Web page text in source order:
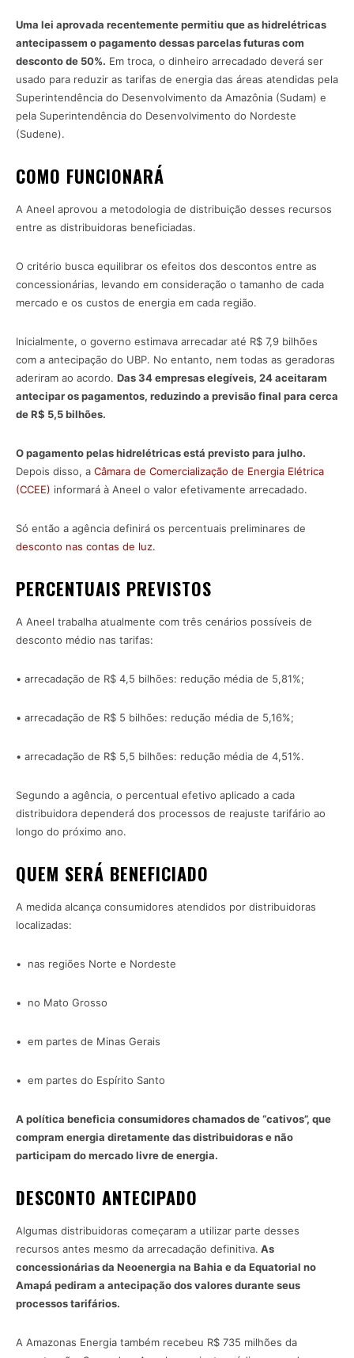
Uma lei aprovada recentemente permitiu que as hidrelétricas
antecipassem o pagamento dessas parcelas futuras com
desconto de 50%. Em troca, o dinheiro arrecadado deverá ser
usado para reduzir as tarifas de energia das áreas atendidas pela
Superintendência do Desenvolvimento da Amazônia (Sudam) e
pela Superintendência do Desenvolvimento do Nordeste
(Sudene).
COMO FUNCIONARÁ
A Aneel aprovou a metodologia de distribuição desses recursos
entre as distribuidoras beneficiadas.
O critério busca equilibrar os efeitos dos descontos entre as
concessionárias, levando em consideração o tamanho de cada
mercado e os custos de energia em cada região.
Inicialmente, o governo estimava arrecadar até R$ 7,9 bilhões
com a antecipação do UBP. No entanto, nem todas as geradoras
aderiram ao acordo. Das 34 empresas elegíveis, 24 aceitaram
antecipar os pagamentos, reduzindo a previsão final para cerca
de R$ 5,5 bilhões.
O pagamento pelas hidrelétricas está previsto para julho.
Depois disso, a Câmara de Comercialização de Energia Elétrica
(CCEE) informará à Aneel o valor efetivamente arrecadado.
Só então a agência definirá os percentuais preliminares de
desconto nas contas de luz.
PERCENTUAIS PREVISTOS
A Aneel trabalha atualmente com três cenários possíveis de
desconto médio nas tarifas:
• arrecadação de R$ 4,5 bilhões: redução média de 5,81%;
• arrecadação de R$ 5 bilhões: redução média de 5,16%;
• arrecadação de R$ 5,5 bilhões: redução média de 4,51%.
Segundo a agência, o percentual efetivo aplicado a cada
distribuidora dependerá dos processos de reajuste tarifário ao
longo do próximo ano.
QUEM SERÁ BENEFICIADO
A medida alcança consumidores atendidos por distribuidoras
localizadas:
• nas regiões Norte e Nordeste
• no Mato Grosso
• em partes de Minas Gerais
• em partes do Espírito Santo
A política beneficia consumidores chamados de “cativos”, que
compram energia diretamente das distribuidoras e não
participam do mercado livre de energia.
DESCONTO ANTECIPADO
Algumas distribuidoras começaram a utilizar parte desses
recursos antes mesmo da arrecadação definitiva. As
concessionárias da Neoenergia na Bahia e da Equatorial no
Amapá pediram a antecipação dos valores durante seus
processos tarifários.
A Amazonas Energia também recebeu R$ 735 milhões da